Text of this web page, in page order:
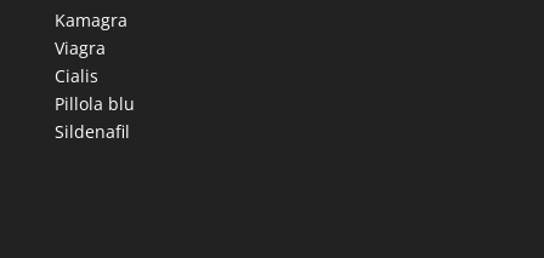
Kamagra
Viagra
Cialis
Pillola blu
Sildenafil